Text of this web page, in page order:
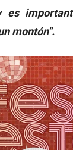
es
montón".